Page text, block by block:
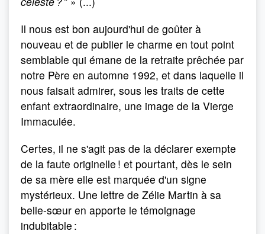
Il nous est bon aujourd'hui de goûter à
nouveau et de publier le charme en tout point
semblable qui émane de la retraite prêchée par
notre Père en automne 1992, et dans laquelle il
nous faisait admirer, sous les traits de cette
enfant extraordinaire, une image de la Vierge
Immaculée.
Certes, il ne s'agit pas de la déclarer exempte
de la faute originelle ! et pourtant, dès le sein
de sa mère elle est marquée d'un signe
mystérieux. Une lettre de Zélie Martin à sa
belle-sœur en apporte le témoignage
indubitable :